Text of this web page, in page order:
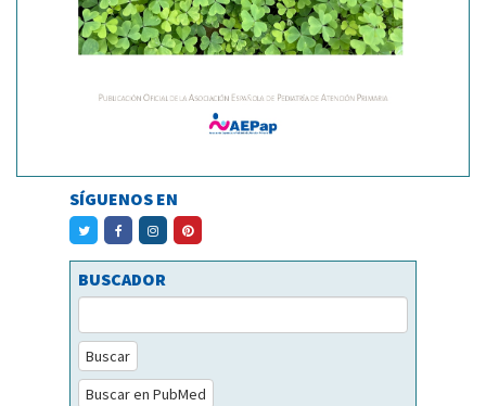
SÍGUENOS EN
BUSCADOR
Buscar
Buscar en PubMed